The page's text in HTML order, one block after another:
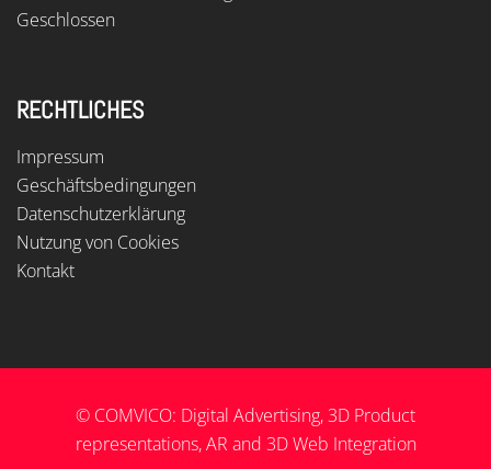
Geschlossen
RECHTLICHES
Impressum
Geschäftsbedingungen
Datenschutzerklärung
Nutzung von Cookies
Kontakt
© COMVICO: Digital Advertising, 3D Product
representations, AR and 3D Web Integration